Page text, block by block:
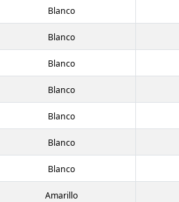
Blanco
Blanco
Blanco
Blanco
Blanco
Blanco
Blanco
Amarillo